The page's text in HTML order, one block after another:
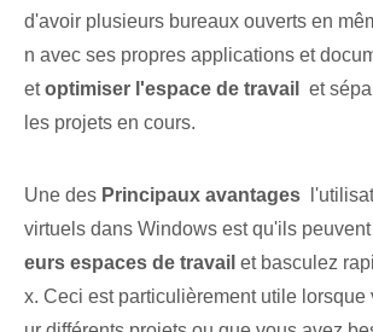
d'avoir plusieurs bureaux ouverts en
n avec ses propres applications et
etoptimiser l'espace de travail
et
les projets en cours.
Une des Principaux avantages
virtuels dans ‌Windows est qu'ils
eurs espaces de travail et basculez
x. Ceci est particulièrement utile lorsque